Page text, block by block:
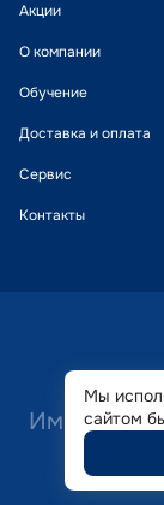
Акции
О компании
Обучение
Доставка и оплата
Сервис
Контакты
Имеются
Мы
сайтом